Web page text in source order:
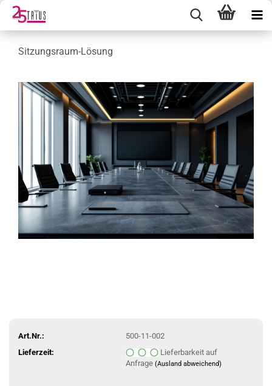
Sitzungsraum-Lösung
Art.Nr.:
500-11-002
Lieferzeit:
Lieferbarkeit auf
Anfrage (Ausland abweichend)